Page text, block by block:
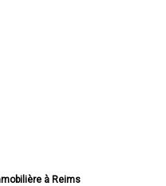
à Reims